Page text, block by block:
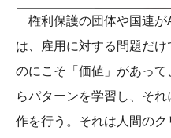
権利保護の団体や国連が
は、雇用に対する問題だ
のにこそ「価値」があっ
らパターンを学習し、そ
作を行う。それは人間の